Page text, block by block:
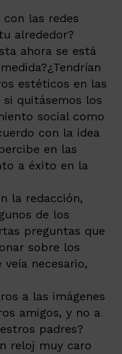
las redes
alrededor?
ahora se está
¿Tendrían
estéticos en las
si quitásemos los
social como
con la idea
en las
a éxito en la
la redacción,
de los
preguntas que
sobre los
necesario,
a las imágenes
amigos, y no a
padres?
reloj muy caro